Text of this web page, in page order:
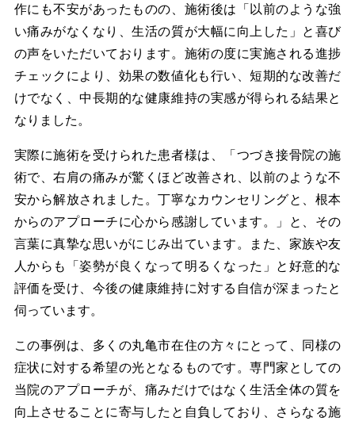
作にも不安があったものの、施術後は「以前のような強
い痛みがなくなり、生活の質が大幅に向上した」と喜び
の声をいただいております。施術の度に実施される進捗
チェックにより、効果の数値化も行い、短期的な改善だ
けでなく、中長期的な健康維持の実感が得られる結果と
なりました。
実際に施術を受けられた患者様は、「つづき接骨院の施
術で、右肩の痛みが驚くほど改善され、以前のような不
安から解放されました。丁寧なカウンセリングと、根本
からのアプローチに心から感謝しています。」と、その
言葉に真摯な思いがにじみ出ています。また、家族や友
人からも「姿勢が良くなって明るくなった」と好意的な
評価を受け、今後の健康維持に対する自信が深まったと
伺っています。
この事例は、多くの丸亀市在住の方々にとって、同様の
症状に対する希望の光となるものです。専門家としての
当院のアプローチが、痛みだけではなく生活全体の質を
向上させることに寄与したと自負しており、さらなる施